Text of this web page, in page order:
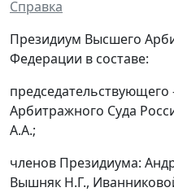
Справка
Президиум Высшего
Федерации в составе:
Арбитражного Суда
А.А.;
членов Президиума:
Вышняк Н.Г.,